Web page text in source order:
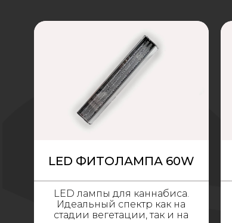
LED ФИТОЛАМПА 60W
LED лампы для каннабиса.
Идеальный спектр как на
стадии вегетации, так и на